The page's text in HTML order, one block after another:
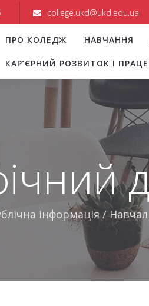
college.ukd@ukd.edu.ua
ПРО КОЛЕДЖ НАВЧАННЯ
КАР’ЄРНИЙ РОЗВИТОК І
інформація /